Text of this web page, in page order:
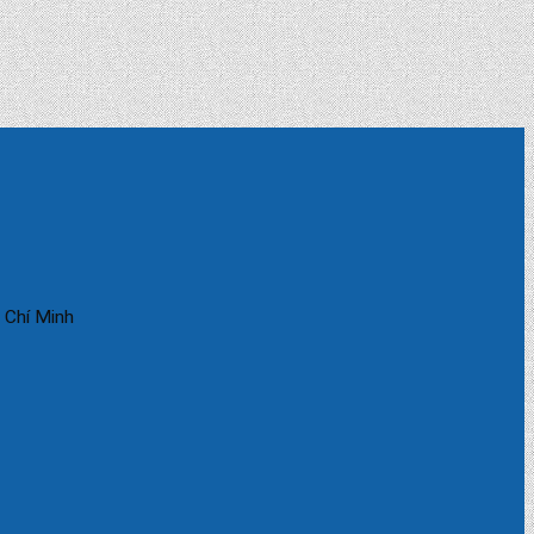
Minh